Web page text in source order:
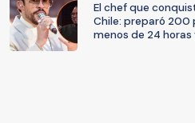
El chef que
Chile: preparó 200
menos de 24